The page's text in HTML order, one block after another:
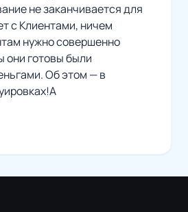
не заканчивается для
с Клиентами, ничем
нужно совершенно
они готовы были
Об этом — в